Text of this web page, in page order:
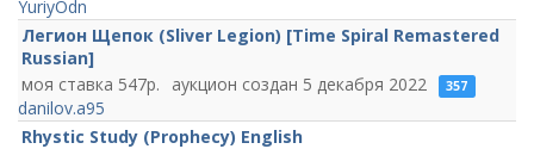
YuriyOdn
Легион Щепок (Sliver Legion) [Time Spiral Remastered
Russian]
547
5 декабря 2022 357
danilov.a95
Rhystic Study (Prophecy) English